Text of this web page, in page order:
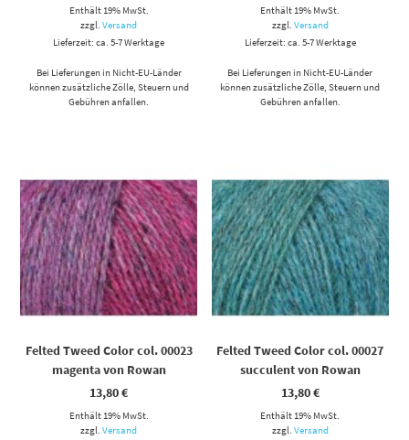
Enthält 19% MwSt.
zzgl.Versand
Lieferzeit: ca. 5-7 Werktage
Bei Lieferungen in Nicht-EU-Länder
können zusätzliche Zölle, Steuern und
Gebühren anfallen.
Enthält 19% MwSt.
zzgl. Versand
Lieferzeit: ca. 5-7 Werktage
Bei Lieferungen in Nicht-EU-Länder
können zusätzliche Zölle, Steuern und
Gebühren anfallen.
Felted Tweed Color col. 00023
magenta von Rowan
13,80€
Enthält 19% MwSt.
zzgl.Versand
Felted Tweed Color col. 00027
succulent von Rowan
13,80€
Enthält 19% MwSt.
zzgl. Versand